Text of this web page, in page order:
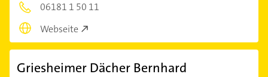
06181 1 50 11
Webseite
Griesheimer Dächer Bernhard